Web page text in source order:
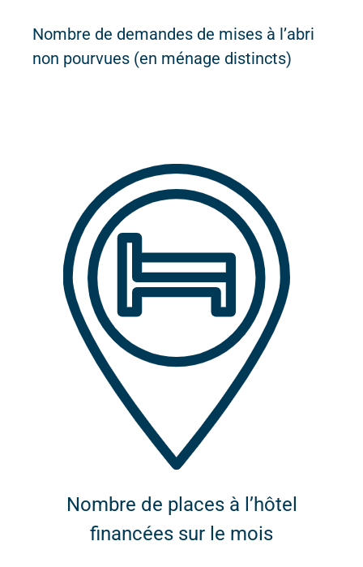
Nombre de demandes de mises à l’abri
non pourvues (en ménage distincts)
Nombre de places à l’hôtel
financées sur le mois